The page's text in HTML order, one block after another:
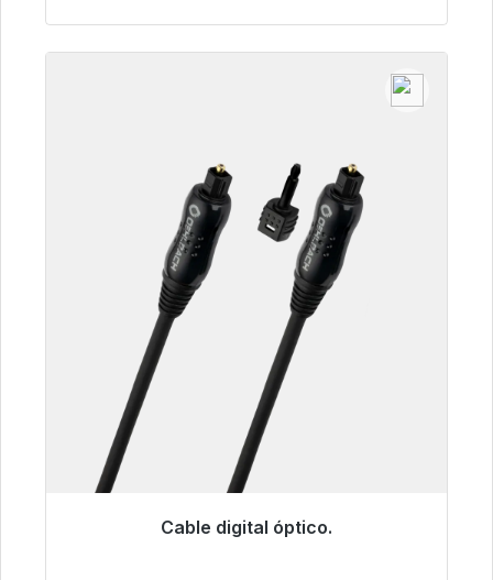
Cable digital óptico.
Listo para envío inmediato, plazo de entrega